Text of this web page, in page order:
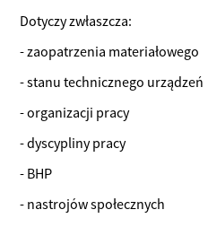
Dotyczy zwłaszcza:
- zaopatrzenia materiałowego
- stanu technicznego urządzeń
- organizacji pracy
- dyscypliny pracy
- BHP
- nastrojów społecznych